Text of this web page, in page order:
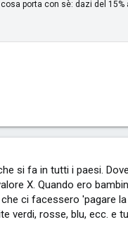
porta con sè: dazi del 15%
si fa in tutti i paesi.
X. Quando ero
ci facessero 'pagare
rosse, blu, ecc. e